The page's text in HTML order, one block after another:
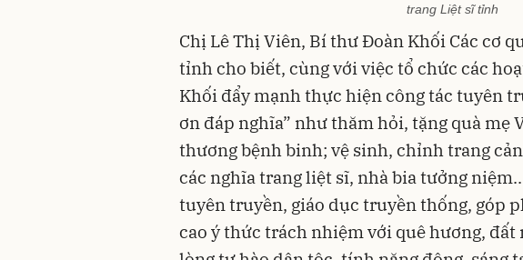
trang Liệt sĩ tỉnh
Chị Lê Thị Viên, Bí thư Đoàn Khối Các cơ
tỉnh cho biết, cùng với việc tổ chức các
Khối đẩy mạnh thực hiện công tác tuyên
ơn đáp nghĩa” như thăm hỏi, tặng quà mẹ
thương bệnh binh; vệ sinh, chỉnh trang
các nghĩa trang liệt sĩ, nhà bia tưởng
tuyên truyền, giáo dục truyền thống, góp
cao ý thức trách nhiệm với quê hương,